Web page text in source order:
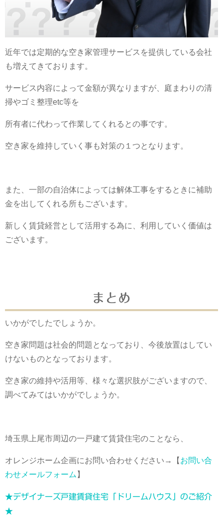
近年では定期的な空き家管理サービスを提供している会社
も増えてきております。
サービス内容によって金額が異なりますが、庭まわりの清
掃やゴミ整理etc等を
所有者に代わって作業してくれるとの事です。
空き家を維持していく事も対策の１つとなります。
また、一部の自治体によっては解体工事をするときに補助
金を出してくれる所もございます。
新しく賃貸経営として活用する為に、利用していく価値は
ございます。
まとめ
いかがでしたでしょうか。
空き家問題は社会的問題となっており、今後放置はしてい
けないものとなっております。
空き家の維持や活用等、様々な選択肢がございますので、
調べてみてはいかがでしょうか。
埼玉県上尾市周辺の一戸建て賃貸住宅のことなら、
オレンジホーム企画にお問い合わせください→【 お問い合
わせメールフォーム 】
★デザイナーズ戸建賃貸住宅「ドリームハウス」のご紹介
★